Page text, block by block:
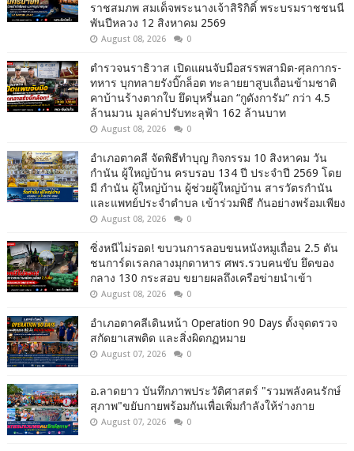
ราชสมภพ สมเด็จพระนางเจ้าสิริกิติ์ พระบรมราชชนนี
พันปีหลวง 12 สิงหาคม 2569
August 08, 2026 0
ตำรวจนราธิวาส เปิดแผนจับมือสรรพสามิต-ศุลกากร-
ทหาร บุกทลายรังบิ๊กล็อต ทะลายยาสูบเถื่อนข้ามชาติ
คาบ้านร้างตากใบ ยึดบุหรี่นอก “กูดังการัม” กว่า 4.5
ล้านมวน มูลค่าปรับทะลุฟ้า 162 ล้านบาท
August 08, 2026 0
อำเภอตาคลี จัดพิธีทำบุญ กิจกรรม 10 สิงหาคม วัน
กำนัน ผู้ใหญ่บ้าน ครบรอบ 134 ปี ประจำปี 2569 โดย
มี กำนัน ผู้ใหญ่บ้าน ผู้ช่วยผู้ใหญ่บ้าน สารวัตรกำนัน
และแพทย์ประจำตำบล เข้าร่วมพิธี กันอย่างพร้อมเพียง
August 08, 2026 0
ซิ่งหนีไม่รอด! ขบวนการลอบขนหนังหมูเถื่อน 2.5 ตัน
ชนการ์ดเรลกลางมุกดาหาร ศพร.รวบคนขับ ยึดของ
กลาง 130 กระสอบ ขยายผลถึงเครือข่ายนำเข้า
August 08, 2026 0
อำเภอตาคลีเดินหน้า Operation 90 Days ตั้งจุดตรวจ
สกัดยาเสพติด และสิ่งผิดกฏหมาย
August 07, 2026 0
อ.ลาดยาว บันทึกภาพประวัติศาสตร์ "รวมพลังคนรักษ์
สุภาพ"ขยับกายพร้อมกันเพื่อเพิ่มกำลังให้ร่างกาย
August 07, 2026 0